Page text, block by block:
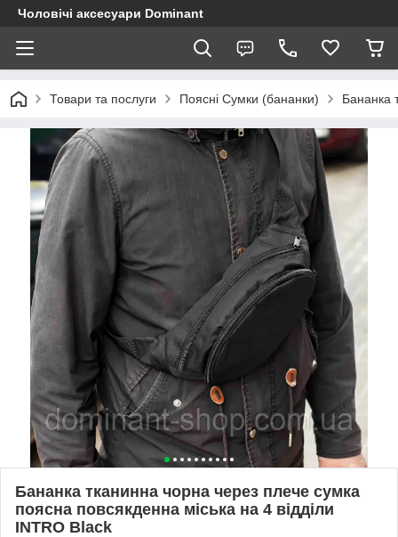
Чоловічі аксесуари Dominant
Товари та послуги Поясні Сумки (бананки) Бананка
Бананка тканинна чорна через плече сумка
поясна повсякденна міська на 4 відділи
INTRO Black